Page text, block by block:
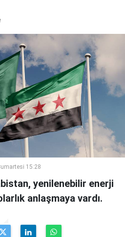
15:28
yenilenebilir enerji
anlaşmaya vardı.